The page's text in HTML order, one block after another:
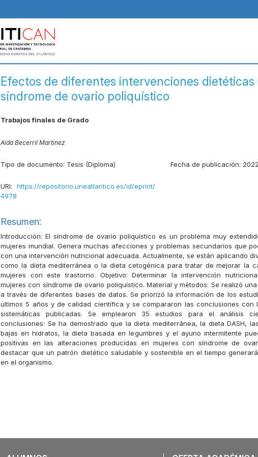
Efectos de diferentes intervenciones dietéticas
síndrome de ovario poliquístico
Trabajos finales de Grado
Aída Becerril Martínez
Tipo de documento: Tesis (Diploma) Fecha de publicación: 2022
URI: https://repositorio.uneatlantico.es/id/eprint/
4978
Resumen:
Introducción: El síndrome de ovario poliquístico es un problema muy
mujeres mundial. Genera muchas afecciones y problemas secundarios que
con una intervención nutricional adecuada. Actualmente, se están aplicando
como la dieta mediterránea o la dieta cetogénica para tratar de mejorar la
mujeres con este trastorno. Objetivo: Determinar la intervención
mujeres con síndrome de ovario poliquístico. Material y métodos: Se realizó
a través de diferentes bases de datos. Se priorizó la información de los
últimos 5 años y de calidad científica y se compararon las conclusiones con
sistemáticas publicadas. Se emplearon 35 estudios para el análisis
conclusiones: Se ha demostrado que la dieta mediterránea, la dieta DASH,
bajas en hidratos, la dieta basada en legumbres y el ayuno intermitente
positivas en las alteraciones producidas en mujeres con síndrome de
destacar que un patrón dietético saludable y sostenible en el tiempo
en el organismo.